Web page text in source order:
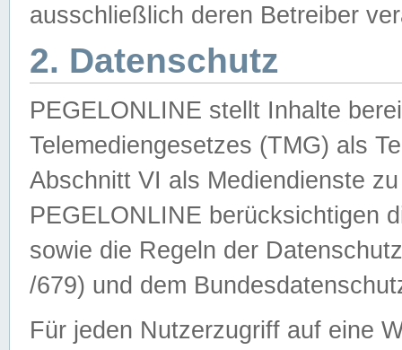
ausschließlich deren Betreiber
2. Datenschutz
PEGELONLINE stellt Inhalte
Telemediengesetzes (TMG) als
Abschnitt VI als Mediendienste
PEGELONLINE berücksichtigen
sowie die Regeln der
/679) und dem
Für jeden Nutzerzugriff auf eine